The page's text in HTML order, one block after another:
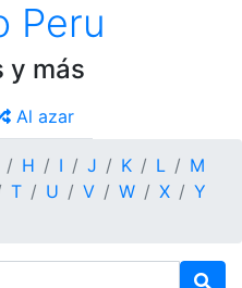
Peru
y más
Al azar
H I J K L
M
T U V W X
Y